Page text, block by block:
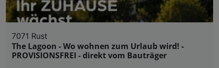
7071 Rust
The Lagoon - Wo wohnen zum Urlaub wird! -
PROVISIONSFREI - direkt vom Bauträger